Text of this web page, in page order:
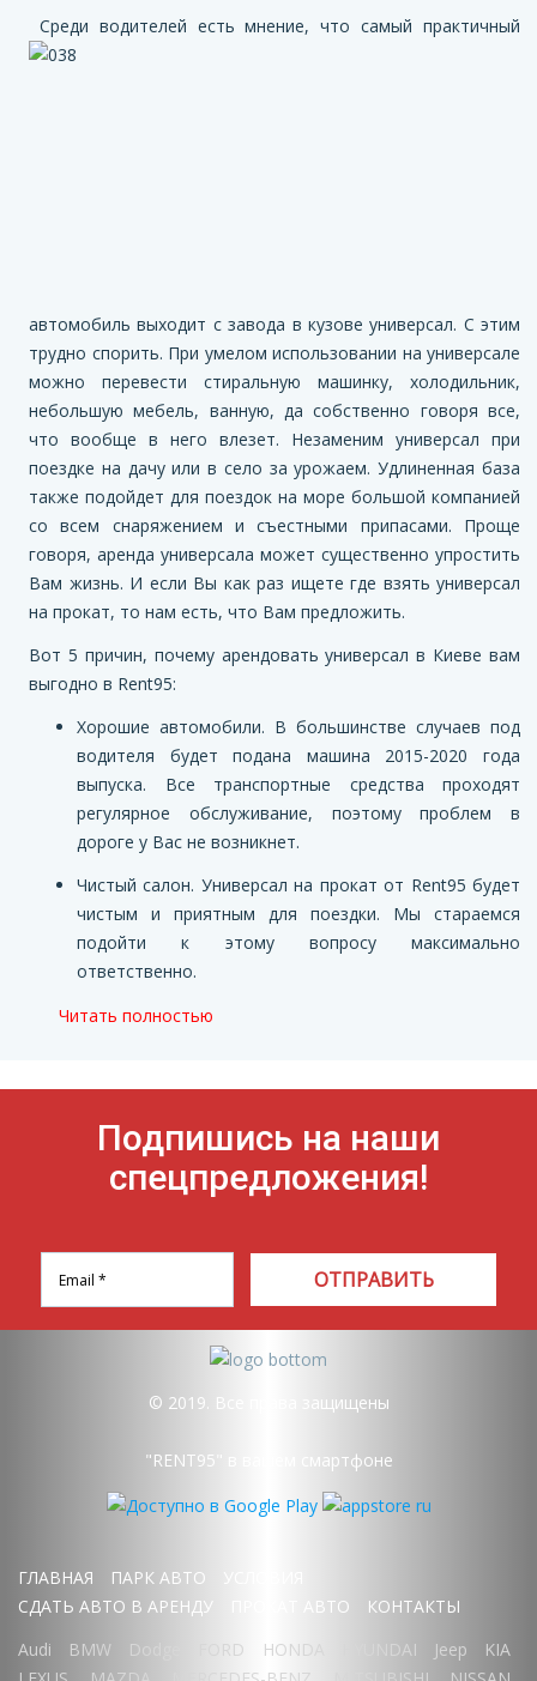
Среди водителей есть мнение, что самый практичный
автомобиль выходит с завода в кузове универсал. С этим
трудно спорить. При умелом использовании на универсале
можно перевести стиральную машинку, холодильник,
небольшую мебель, ванную, да собственно говоря все,
что вообще в него влезет. Незаменим универсал при
поездке на дачу или в село за урожаем. Удлиненная база
также подойдет для поездок на море большой компанией
со всем снаряжением и съестными припасами. Проще
говоря, аренда универсала может существенно упростить
Вам жизнь. И если Вы как раз ищете где взять универсал
на прокат, то нам есть, что Вам предложить.
Вот 5 причин, почему арендовать универсал в Киеве вам
выгодно в Rent95:
Хорошие автомобили. В большинстве случаев под
водителя будет подана машина 2015-2020 года
выпуска. Все транспортные средства проходят
регулярное обслуживание, поэтому проблем в
дороге у Вас не возникнет.
Чистый салон. Универсал на прокат от Rent95 будет
чистым и приятным для поездки. Мы стараемся
подойти к этому вопросу максимально
ответственно.
Читать полностью
Подпишись на наши
спецпредложения!
ОТПРАВИТЬ
© 2019. Все права защищены
"RENT95" в вашем смартфоне
ГЛАВНАЯ ПАРК АВТО
СДАТЬ АВТО В АРЕНДУ
ПРОКАТ АВТО
КОНТАКТЫ
Audi
BMW Dodge FORD HONDA HYUNDAI Jeep
KIA